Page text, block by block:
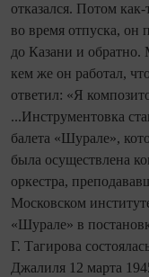
отказался. Потом
во время отпуска, он
до Казани и
кем же он работал,
ответил: «Я
...Инструментовка
балета «Шурале»,
была осуществлена
оркестра,
Московском
«Шурале» в
Г. Тагирова
Джалиля 12 марта